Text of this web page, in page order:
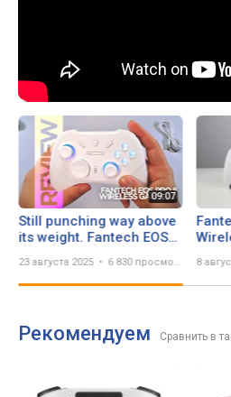
Still punching way above
its weight. Fantech EOS
23 августа 2025 6 830 просмотров 8
Рекомендуем Сравнить в